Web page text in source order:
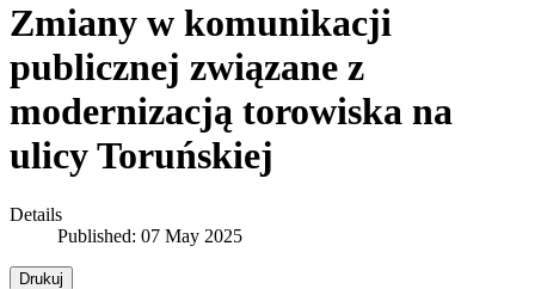
Zmiany w komunikacji
publicznej związane z
modernizacją torowiska na
ulicy Toruńskiej
Details
Published: 07 May 2025
Drukuj